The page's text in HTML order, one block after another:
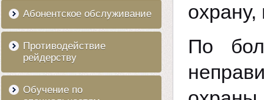
Абонентское обслуживание
Противодействие
рейдерству
Обучение по
По